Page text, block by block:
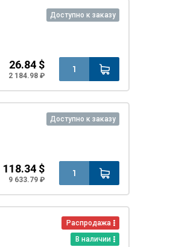
Доступно к заказу
26.84 $
2 184.98 ₽
Доступно к заказу
118.34 $
9 633.79 ₽
Распродажа
В наличии